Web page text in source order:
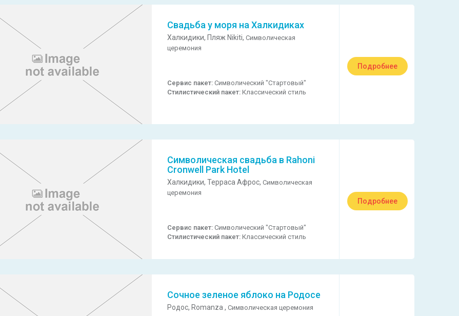
Свадьба у моря на Халкидиках
Халкидики, Пляж Nikiti,Символическая
церемония
Сервис пакет:Символический "Стартовый"
Стилистический пакет:Классический стиль
Подробнее
Символическая свадьба в Rahoni
Cronwell Park Hotel
Халкидики,Терраса Афрос,Символическая
церемония
Сервис пакет:Символический "Стартовый"
Стилистический пакет:Классический стиль
Подробнее
Сочное зеленое яблоко на Родосе
Родос, Romanza ,Символическая церемония